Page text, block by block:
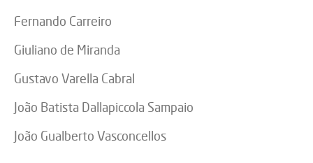
Fernando Carreiro
Giuliano de Miranda
Gustavo Varella Cabral
João Batista Dallapiccola Sampaio
João Gualberto Vasconcellos